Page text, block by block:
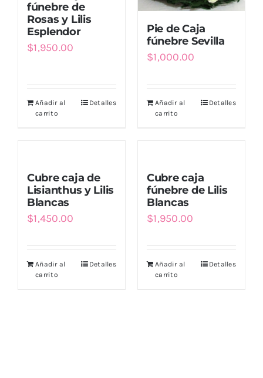
fúnebre de
Rosas y Lilis
Esplendor
$1,950.00
Añadir al
carrito
Detalles
Pie de Caja
fúnebre Sevilla
$1,000.00
Añadir al
carrito
Detalles
Cubre caja de
Lisianthus y Lilis
Blancas
$1,450.00
Añadir al
carrito
Detalles
Cubre caja
fúnebre de Lilis
Blancas
$1,950.00
Añadir al
carrito
Detalles